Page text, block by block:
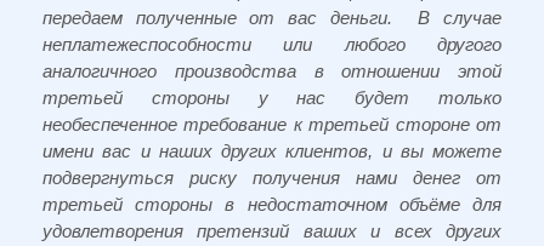
передаем полученные от вас деньги. В случае
неплатежеспособности или любого другого
аналогичного производства в отношении этой
третьей стороны у нас будет только
необеспеченное требование к третьей стороне от
имени вас и наших других клиентов, и вы можете
подвергнуться риску получения нами денег от
третьей стороны в недостаточном объёме для
удовлетворения претензий ваших и всех других